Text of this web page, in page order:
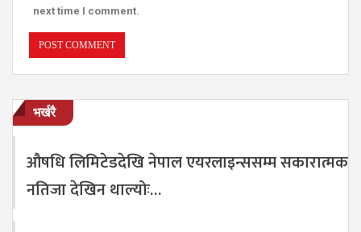
next time I comment.
भर्खरै
औषधि लिमिटेडदेखि नेपाल एयरलाइन्ससम्म सकारात्मक
नतिजा देखिन थाल्योः…